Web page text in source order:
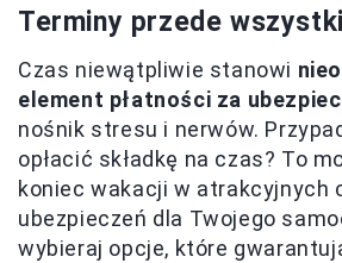
Terminy przede
Czas niewątpliwie stanowi
element płatności za
nośnik stresu i nerwów.
opłacić składkę na czas? To
koniec wakacji w atrakcyjnych
ubezpieczeń dla Twojego
wybieraj opcje, które